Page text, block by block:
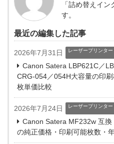
「詰め替えイ
す。
最近の編集した記事
2026年7月31日 レーザープリンタ
Canon Satera LBP621C／
CRG-054／054H大容量の印
枚単価比較
2026年7月24日 レーザープリンタ
Canon Satera MF232w 互
の純正価格・印刷可能枚数・